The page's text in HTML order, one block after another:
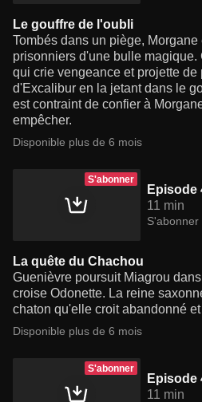
Le gouffre de l'oubli
Tombés dans un piège,
prisonniers d'une bulle
qui crie vengeance et projette de
d'Excalibur en la jetant dans le
est contraint de confier à
empêcher.
Disponible plus de 6 mois
S'abonner
Episode
11 min
S'abonner
La quête du Chachou
Guenièvre poursuit Miagrou
croise Odonette. La reine
chaton qu'elle croit abandonné
Disponible plus de 6 mois
S'abonner
Episode
11 min